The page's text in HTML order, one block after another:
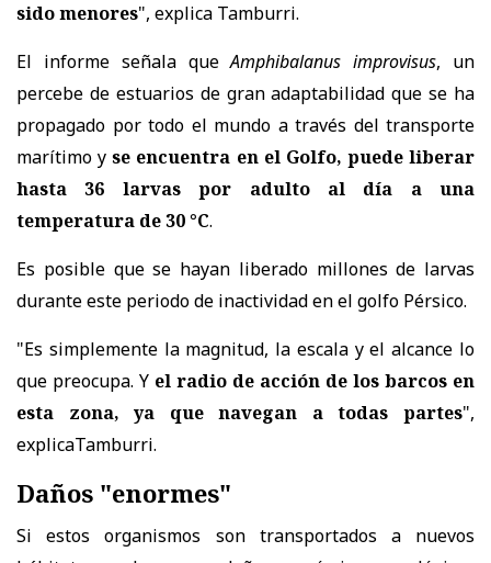
sido menores", explica Tamburri.
El informe señala que Amphibalanus improvisus, un
percebe de estuarios de gran adaptabilidad que se ha
propagado por todo el mundo a través del transporte
marítimo yse encuentra en el Golfo, puede liberar
hasta 36 larvas por adulto al día a una
temperatura de 30 °C.
Es posible que se hayan liberado millones de larvas
durante este periodo de inactividad en el golfo Pérsico.
"Es simplemente la magnitud, la escala y el alcance lo
que preocupa. Y el radio de acción de los barcos en
esta zona, ya que navegan a todas partes",
explicaTamburri.
Daños "enormes"
Si estos organismos son transportados a nuevos